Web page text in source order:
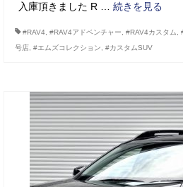
入庫頂きました R … 続きを見る
#RAV4 #RAV4アドベンチャー #RAV4カスタム
号店 #エムズコレクション #カスタムSUV